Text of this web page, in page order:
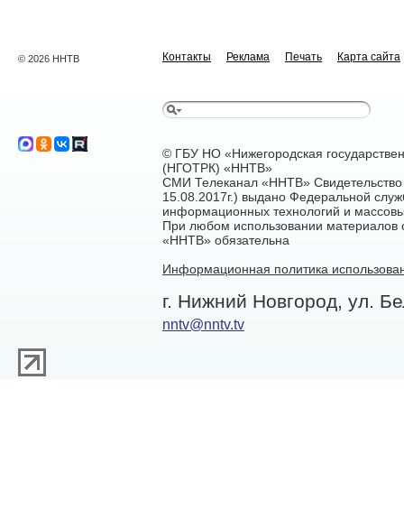
© 2026 ННТВ Контакты Реклама Печать Карта сайта
© ГБУ НО «Нижегородская
(НГОТРК) «ННТВ»
СМИ Телеканал «ННТВ»
15.08.2017г.) выдано Федеральной
информационных технологий и
При любом использовании материалов
«ННТВ» обязательна
Информационная политика
г. Нижний Новгород, ул.
nntv@nntv.tv